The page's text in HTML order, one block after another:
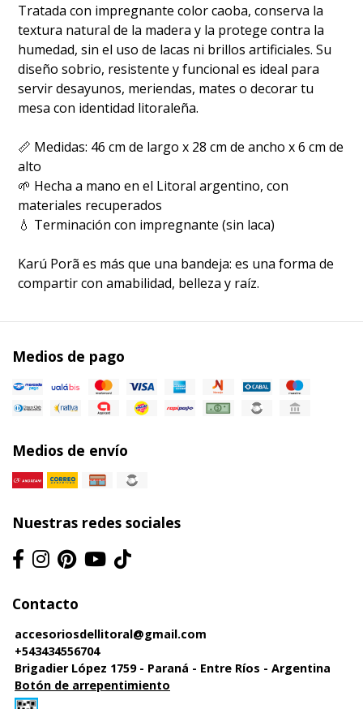
Tratada con impregnante color caoba, conserva la
textura natural de la madera y la protege contra la
humedad, sin el uso de lacas ni brillos artificiales. Su
diseño sobrio, resistente y funcional es ideal para
servir desayunos, meriendas, mates o decorar tu
mesa con identidad litoraleña.
📏 Medidas: 46 cm de largo x 28 cm de ancho x 6 cm de
alto
🌱 Hecha a mano en el Litoral argentino, con
materiales recuperados
💧 Terminación con impregnante (sin laca)
Karú Porã es más que una bandeja: es una forma de
compartir con amabilidad, belleza y raíz.
Medios de pago
Medios de envío
Nuestras redes sociales
Contacto
accesoriosdellitoral@gmail.com
+543434556704
Brigadier López 1759 - Paraná - Entre Ríos - Argentina
Botón de arrepentimiento